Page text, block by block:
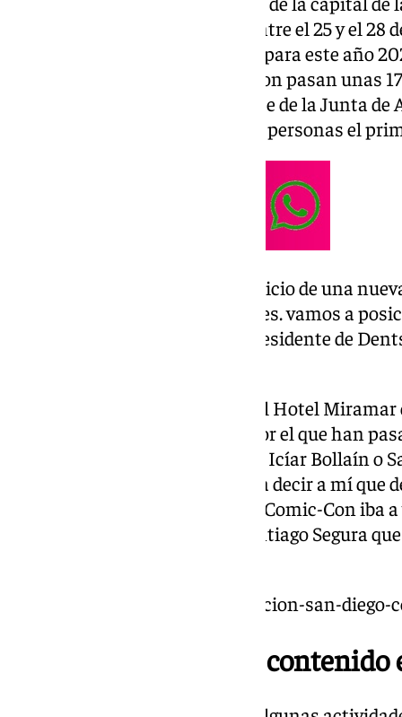
el epicentro de la cultura pop entre el 25 y el
Comic-Con y Málaga no es solo para este año
2027. Por la San Diego Comic-Con pasan unas
como ha asegurado el presidente de la Junta
la de Málaga se esperan 60.000 personas el
«Es un día histórico. Marca el inicio de una
meses de trabajo y negociaciones. vamos a
cultura pop», ha declarado el presidente de
La presentación, celebrada en el Hotel
comenzado con un photocall por el que han
allí presentes, Álex de la Iglesia, Icíar Bollaín o
personalidades. «Quién me iba a decir a mí
cuadrar un viaje a San Diego, la Comic-Con iba
preguntado -entre risas- un Santiago Segura
https://www.101tv.es/presentacion-san-
Más de 300 horas de